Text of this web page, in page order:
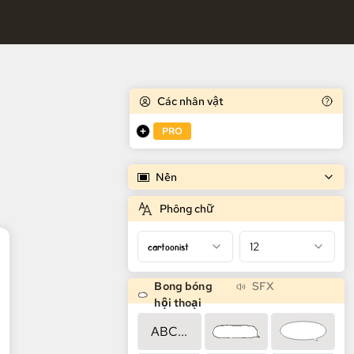
Các nhân vật
PRO
Nền
Phông chữ
cartoonist 12
Bong bóng
hội thoại
SFX
ABC...